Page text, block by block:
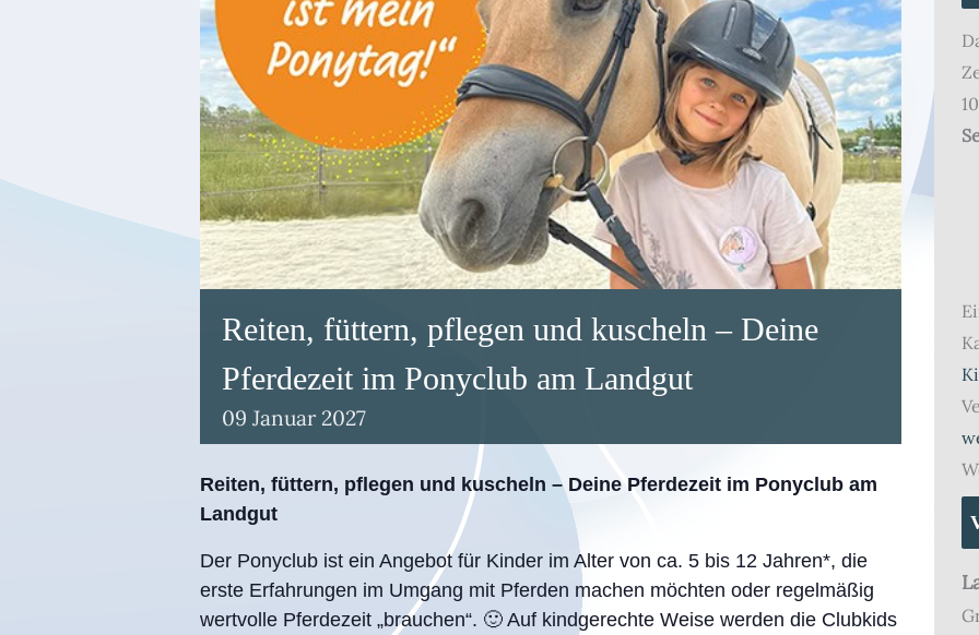
Reiten, füttern, pflegen und kuscheln – Deine
Pferdezeit im Ponyclub am Landgut
09 Januar 2027
Reiten, füttern, pflegen und kuscheln – Deine Pferdezeit im Ponyclub am
Landgut
Der Ponyclub ist ein Angebot für Kinder im Alter von ca. 5 bis 12 Jahren*, die
erste Erfahrungen im Umgang mit Pferden machen möchten oder regelmäßig
wertvolle Pferdezeit „brauchen“. 🙂 Auf kindgerechte Weise werden die Clubkids